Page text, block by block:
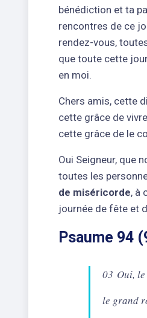
bénédiction et ta
rencontres de ce
rendez-vous,
que toute cette
en moi.
Chers amis, cette
cette grâce de
cette grâce de le
Oui Seigneur, que
toutes les
de miséricorde, à
journée de fête et
Psaume 94
03 Oui, le
le grand